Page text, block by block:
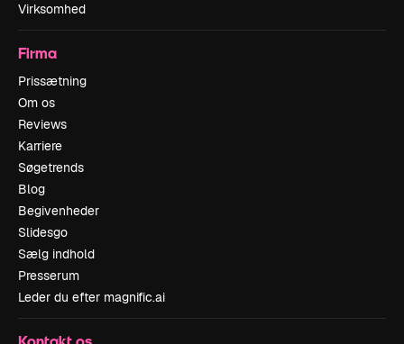
Virksomhed
Firma
Prissætning
Om os
Reviews
Karriere
Søgetrends
Blog
Begivenheder
Slidesgo
Sælg indhold
Presserum
Leder du efter magnific.ai